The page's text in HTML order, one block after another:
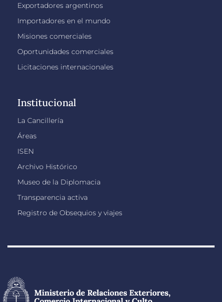
Exportadores argentinos
Importadores en el mundo
Misiones comerciales
Oportunidades comerciales
Licitaciones internacionales
Institucional
La Cancillería
Áreas
ISEN
Archivo Histórico
Museo de la Diplomacia
Transparencia activa
Registro de Obsequios y viajes